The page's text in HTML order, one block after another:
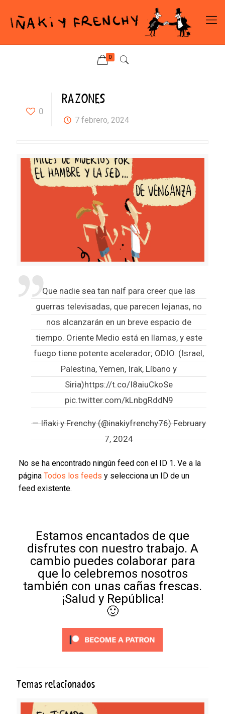
0
0
RAZONES
7 febrero, 2024
Que nadie sea tan naíf para creer que las
guerras televisadas, que parecen lejanas, no
nos alcanzarán en un breve espacio de
tiempo. Oriente Medio está en llamas, y este
fuego tiene potente acelerador; ODIO. (Israel,
Palestina, Yemen, Irak, Líbano y
Siria)https://t.co/I8aiuCkoSe
pic.twitter.com/kLnbgRddN9
— Iñaki y Frenchy (@inakiyfrenchy76)February
7, 2024
No se ha encontrado ningún feed con el ID 1. Ve a la
página Todos los feeds y selecciona un ID de un
feed existente.
Estamos encantados de que
disfrutes con nuestro trabajo. A
cambio puedes colaborar para
que lo celebremos nosotros
también con unas cañas frescas.
¡Salud y República!
🙂
Temas relacionados